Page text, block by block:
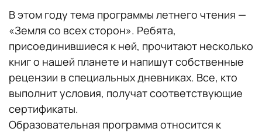
В этом году тема программы летнего чтения —
«Земля со всех сторон». Ребята,
присоединившиеся к ней, прочитают несколько
книг о нашей планете и напишут собственные
рецензии в специальных дневниках. Все, кто
выполнит условия, получат соответствующие
сертификаты.
Образовательная программа относится к